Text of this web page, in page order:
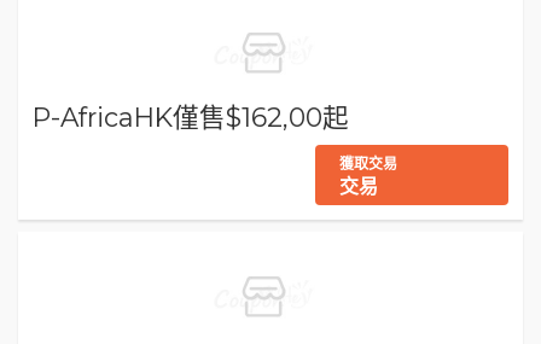
P-AfricaHK僅售$162,00起
獲取交易
交易